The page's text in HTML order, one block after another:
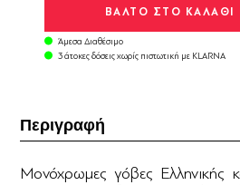
Άμεσα Διαθέσιμο
3 άτοκες δόσεις χωρίς πιστωτική με KLARNA
Περιγραφή
Μονόχρωμες γόβες Ελληνικής